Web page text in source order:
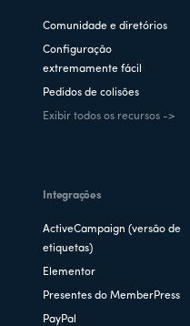
Comunidade e diretórios
Configuração
extremamente fácil
Pedidos de colisões
Exibir todos os recursos ->
Integrações
ActiveCampaign (versão de
etiquetas)
Elementor
Presentes do MemberPress
PayPal